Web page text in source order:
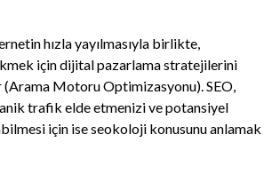
hızla yayılmasıyla birlikte,
için dijital pazarlama stratejilerini
Motoru Optimizasyonu). SEO,
trafik elde etmenizi ve potansiyel
için ise seokoloji konusunu anlamak